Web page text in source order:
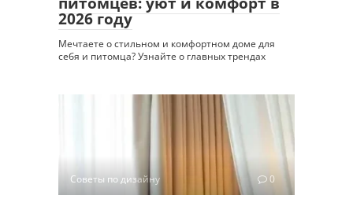
2026 году
Мечтаете о стильном и комфортном доме для
себя и питомца? Узнайте о главных трендах
Советы по дизайну 0